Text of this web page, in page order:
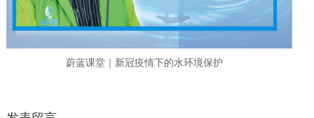
蔚蓝课堂｜新冠疫情下的水环境保护